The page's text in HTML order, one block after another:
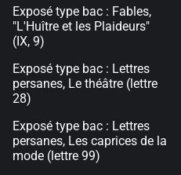
Exposé type bac : Fables,
"L'Huître et les Plaideurs"
(IX, 9)
Exposé type bac : Lettres
persanes, Le théâtre (lettre
28)
Exposé type bac : Lettres
persanes, Les caprices de la
mode (lettre 99)